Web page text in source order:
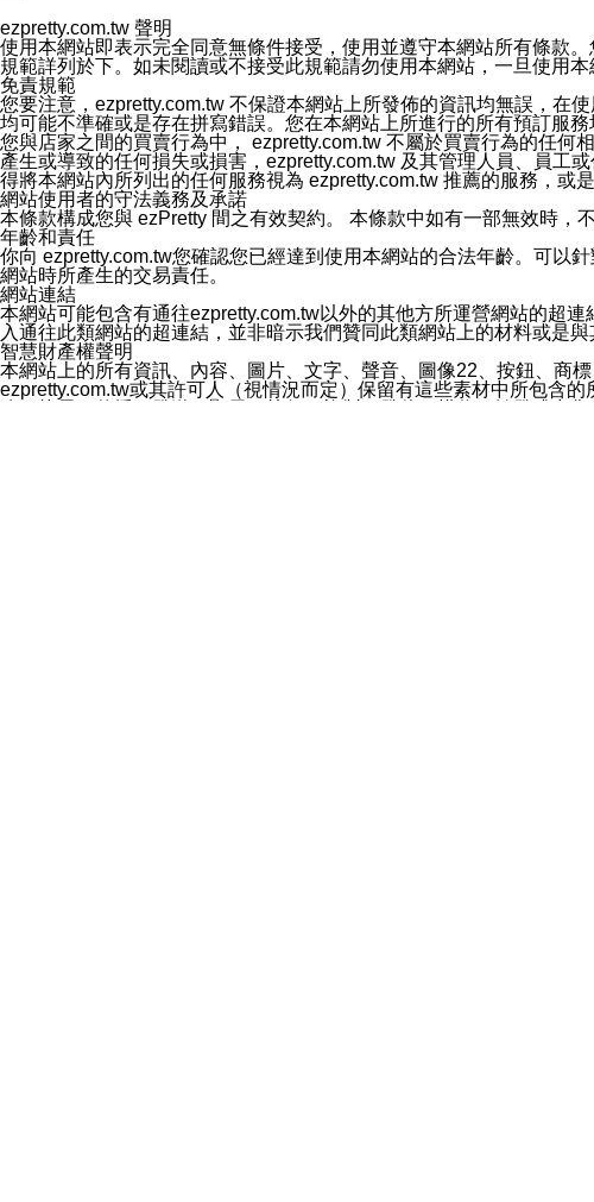
您同意本公司網站，透過您所提供的郵件地址與您取得聯絡並傳送
停止接收這些資料或電子郵件。
十五、訊息通知
本公司/本服務將以通知型訊息傳送重要訊息給您。即使未加入本公
本公司/本服務傳送之通知型訊息以對您有效且重要的訊息為限，
1.LINE 帳號設定的電話號碼與本公司/本服務所傳來的電話號碼比對
2.該 LINE 帳號已在 LINE APP 設定中，同意接收通知型訊息。
3.LINE 帳號未封鎖傳送訊息之 LINE 官方帳號。
欲變更通知型訊息的設定，操作如下：
1.點選「主頁」＞「設定」
2.點選「隱私設定」
3.點選「提供使用資料」
4.點選「LINE通知型訊息」
5.開關「接收LINE通知型訊息」
❗️關閉「接收通知型訊息」後，將不會接收到來自任何企業官方帳號
ezpretty.com.tw 聲明
使用本網站即表示完全同意無條件接受，使用並遵守本網站所有條款
規範詳列於下。如未閱讀或不接受此規範請勿使用本網站，一旦使用
免責規範
您要注意，ezpretty.com.tw 不保證本網站上所發佈的資訊均無誤，在
均可能不準確或是存在拼寫錯誤。您在本網站上所進行的所有預訂服
您與店家之間的買賣行為中， ezpretty.com.tw 不屬於買賣行為的任
產生或導致的任何損失或損害，ezpretty.com.tw 及其管理人員、員工
得將本網站內所列出的任何服務視為 ezpretty.com.tw 推薦的服務，或
網站使用者的守法義務及承諾
本條款構成您與 ezPretty 間之有效契約。 本條款中如有一部無效時，
年齡和責任
你向 ezpretty.com.tw您確認您已經達到使用本網站的合法年齡。可以
網站時所產生的交易責任。
網站連結
本網站可能包含有通往ezpretty.com.tw以外的其他方所運營網站的超
入通往此類網站的超連結，並非暗示我們贊同此類網站上的材料或是與
智慧財產權聲明
本網站上的所有資訊、內容、圖片、文字、聲音、圖像22、按鈕、商
ezpretty.com.tw或其許可人（視情況而定）保留有這些素材中所包含